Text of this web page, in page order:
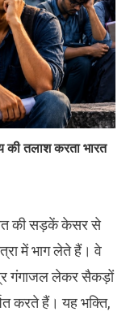
की तलाश करता भारत
की सड़कें केसर से
में भाग लेते हैं। वे
गंगाजल लेकर सैकड़ों
करते हैं। यह भक्ति,